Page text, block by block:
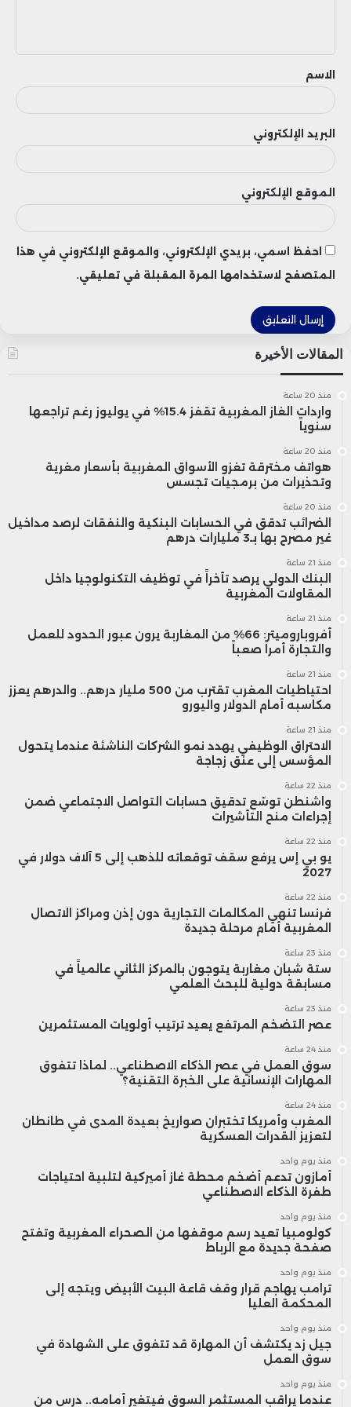
البنك الأوروبي، وذلك لضمان استدامتها
وتحقيقها للأهداف المرجوة.
ق
الاسم
البريد الإلكتروني
الموقع الإلكتروني
احفظ اسمي، بريدي الإلكتروني، والموقع الإلكتروني في هذا
المتصفح لاستخدامها المرة المقبلة في تعليقي.
المقالات الأخيرة
منذ 20 ساعة
واردات الغاز المغربية تقفز 15.4% في يوليوز رغم تراجعها
سنوياً
منذ 20 ساعة
هواتف مخترقة تغزو الأسواق المغربية بأسعار مغرية
وتحذيرات من برمجيات تجسس
منذ 20 ساعة
الضرائب تدقق في الحسابات البنكية والنفقات لرصد مداخيل
غير مصرح بها بـ3 مليارات درهم
منذ 21 ساعة
البنك الدولي يرصد تأخراً في توظيف التكنولوجيا داخل
المقاولات المغربية
منذ 21 ساعة
أفروباروميتر: 66% من المغاربة يرون عبور الحدود للعمل
والتجارة أمراً صعباً
منذ 21 ساعة
احتياطيات المغرب تقترب من 500 مليار درهم.. والدرهم يعزز
مكاسبه أمام الدولار واليورو
منذ 21 ساعة
الاحتراق الوظيفي يهدد نمو الشركات الناشئة عندما يتحول
المؤسس إلى عنق زجاجة
منذ 22 ساعة
واشنطن توسّع تدقيق حسابات التواصل الاجتماعي ضمن
إجراءات منح التأشيرات
منذ 22 ساعة
يو بي إس يرفع سقف توقعاته للذهب إلى 5 آلاف دولار في
2027
منذ 22 ساعة
فرنسا تنهي المكالمات التجارية دون إذن ومراكز الاتصال
المغربية أمام مرحلة جديدة
منذ 23 ساعة
ستة شبان مغاربة يتوجون بالمركز الثاني عالمياً في
مسابقة دولية للبحث العلمي
منذ 23 ساعة
عصر التضخم المرتفع يعيد ترتيب أولويات المستثمرين
منذ 24 ساعة
سوق العمل في عصر الذكاء الاصطناعي.. لماذا تتفوق
المهارات الإنسانية على الخبرة التقنية؟
منذ 24 ساعة
المغرب وأمريكا تختبران صواريخ بعيدة المدى في طانطان
لتعزيز القدرات العسكرية
منذ يوم واحد
أمازون تدعم أضخم محطة غاز أميركية لتلبية احتياجات
طفرة الذكاء الاصطناعي
منذ يوم واحد
كولومبيا تعيد رسم موقفها من الصحراء المغربية وتفتح
صفحة جديدة مع الرباط
منذ يوم واحد
ترامب يهاجم قرار وقف قاعة البيت الأبيض ويتجه إلى
المحكمة العليا
منذ يوم واحد
جيل زد يكتشف أن المهارة قد تتفوق على الشهادة في
سوق العمل
منذ يوم واحد
عندما يراقب المستثمر السوق فيتغير أمامه.. درس من